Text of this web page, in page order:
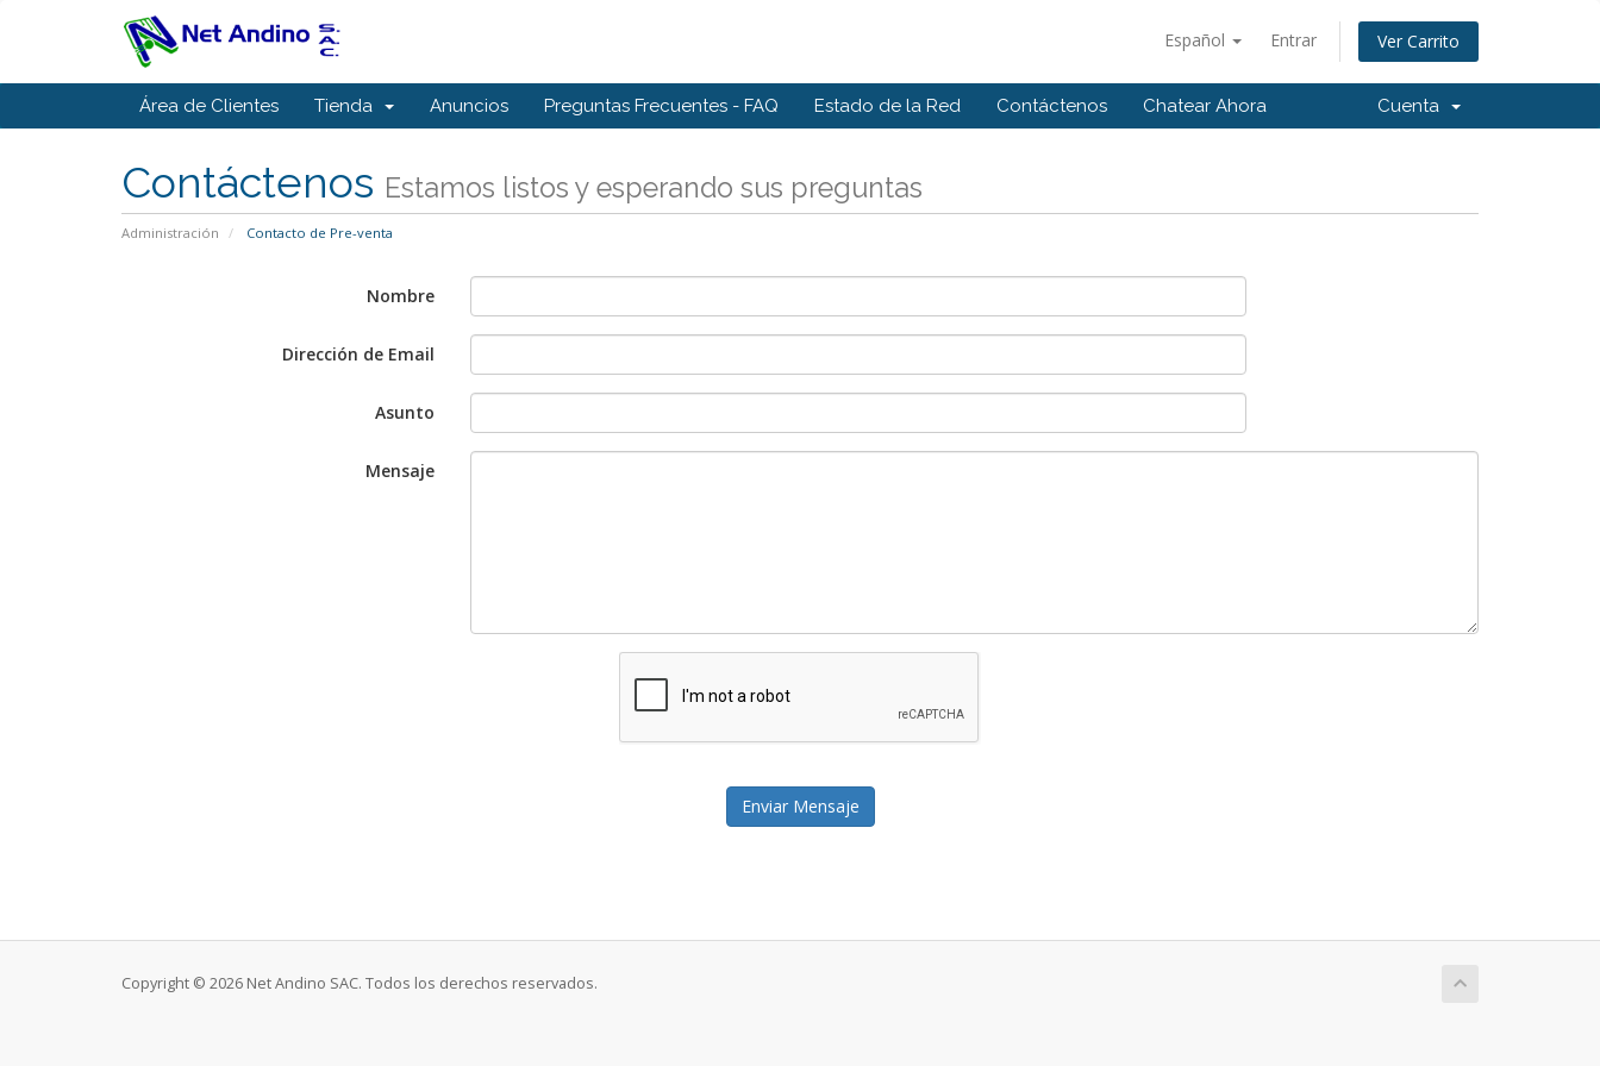
Español Entrar Ver Carrito
Área de Clientes Tienda Anuncios Preguntas Frecuentes - FAQ Estado de la Red Contáctenos Chatear Ahora Cuenta
Contáctenos Estamos listos y esperando sus preguntas
Administración Contacto de Pre-venta
Nombre
Dirección de Email
Asunto
Mensaje
Enviar Mensaje
Copyright © 2026 Net Andino SAC. Todos los derechos reservados.